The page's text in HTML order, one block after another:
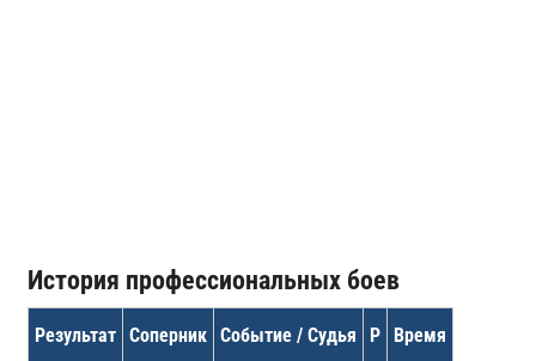
История профессиональных боев
Результат Соперник Событие / Судья Р Время